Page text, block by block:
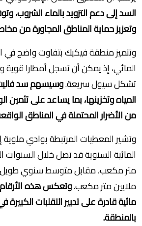
السد إلى دعم التزويد بالماء الشروب،
وتعزيز حماية المناطق المجاورة من
وتتميز منطقة فيكيك بتفاوت واضح في
المائي، إذ يمكن أن تسجل أمطارا
تشكل سيول سريعة.وسيسهم سد
المياه وتخزينها، بما يساعد على تثمين
من الأضرار المحتملة في المناطق
وتشير المعطيات المرتبطة بوادي ملوية
ملايين متر مكعب.وتعكس هذه
مائية قادرة على تدبير التقلبات الكبيرة
بالمنطقة.